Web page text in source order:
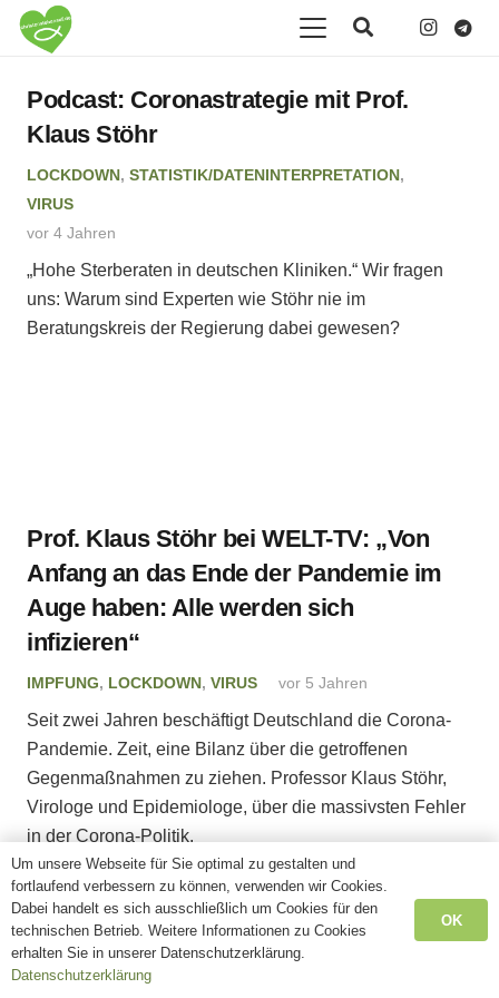
Podcast: Coronastrategie mit Prof.
Klaus Stöhr
LOCKDOWN, STATISTIK/DATENINTERPRETATION,
VIRUS
vor 4 Jahren
„Hohe Sterberaten in deutschen Kliniken.“ Wir fragen
uns: Warum sind Experten wie Stöhr nie im
Beratungskreis der Regierung dabei gewesen?
Prof. Klaus Stöhr bei WELT-TV: „Von
Anfang an das Ende der Pandemie im
Auge haben: Alle werden sich
infizieren“
IMPFUNG, LOCKDOWN, VIRUS vor 5 Jahren
Seit zwei Jahren beschäftigt Deutschland die Corona-
Pandemie. Zeit, eine Bilanz über die getroffenen
Gegenmaßnahmen zu ziehen. Professor Klaus Stöhr,
Virologe und Epidemiologe, über die massivsten Fehler
in der Corona-Politik.
Um unsere Webseite für Sie optimal zu gestalten und
fortlaufend verbessern zu können, verwenden wir Cookies.
Dabei handelt es sich ausschließlich um Cookies für den
technischen Betrieb. Weitere Informationen zu Cookies
erhalten Sie in unserer Datenschutzerklärung.
Datenschutzerklärung
OK